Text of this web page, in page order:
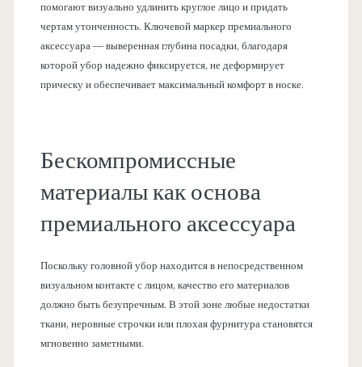
помогают визуально удлинить круглое лицо и придать
чертам утонченность. Ключевой маркер премиального
аксессуара — выверенная глубина посадки, благодаря
которой убор надежно фиксируется, не деформирует
прическу и обеспечивает максимальный комфорт в носке.
Бескомпромиссные
материалы как основа
премиального аксессуара
Поскольку головной убор находится в непосредственном
визуальном контакте с лицом, качество его материалов
должно быть безупречным. В этой зоне любые недостатки
ткани, неровные строчки или плохая фурнитура становятся
мгновенно заметными.